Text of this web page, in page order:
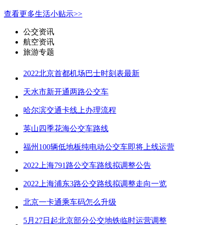
查看更多生活小贴示>>
公交资讯
航空资讯
旅游专题
2022北京首都机场巴士时刻表最新
天水市新开通两路公交车
哈尔滨交通卡线上办理流程
英山四季花海公交车路线
福州100辆低地板纯电动公交车即将上线运营
2022上海791路公交车路线拟调整公告
2022上海浦东3路公交路线拟调整走向一览
北京一卡通乘车码怎么升级
5月27日起北京部分公交地铁临时运营调整